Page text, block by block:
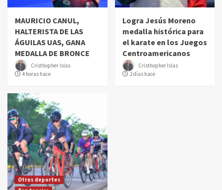
MAURICIO CANUL,
HALTERISTA DE LAS
ÁGUILAS UAS, GANA
MEDALLA DE BRONCE
Cristhopher Islas
4 horas hace
Logra Jesús Moreno
medalla histórica para
el karate en los Juegos
Centroamericanos
Cristhopher Islas
2 días hace
Otros deportes